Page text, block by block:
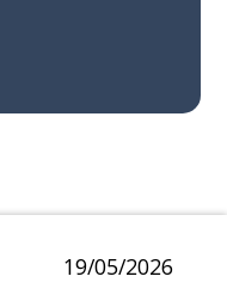
19/05/2026